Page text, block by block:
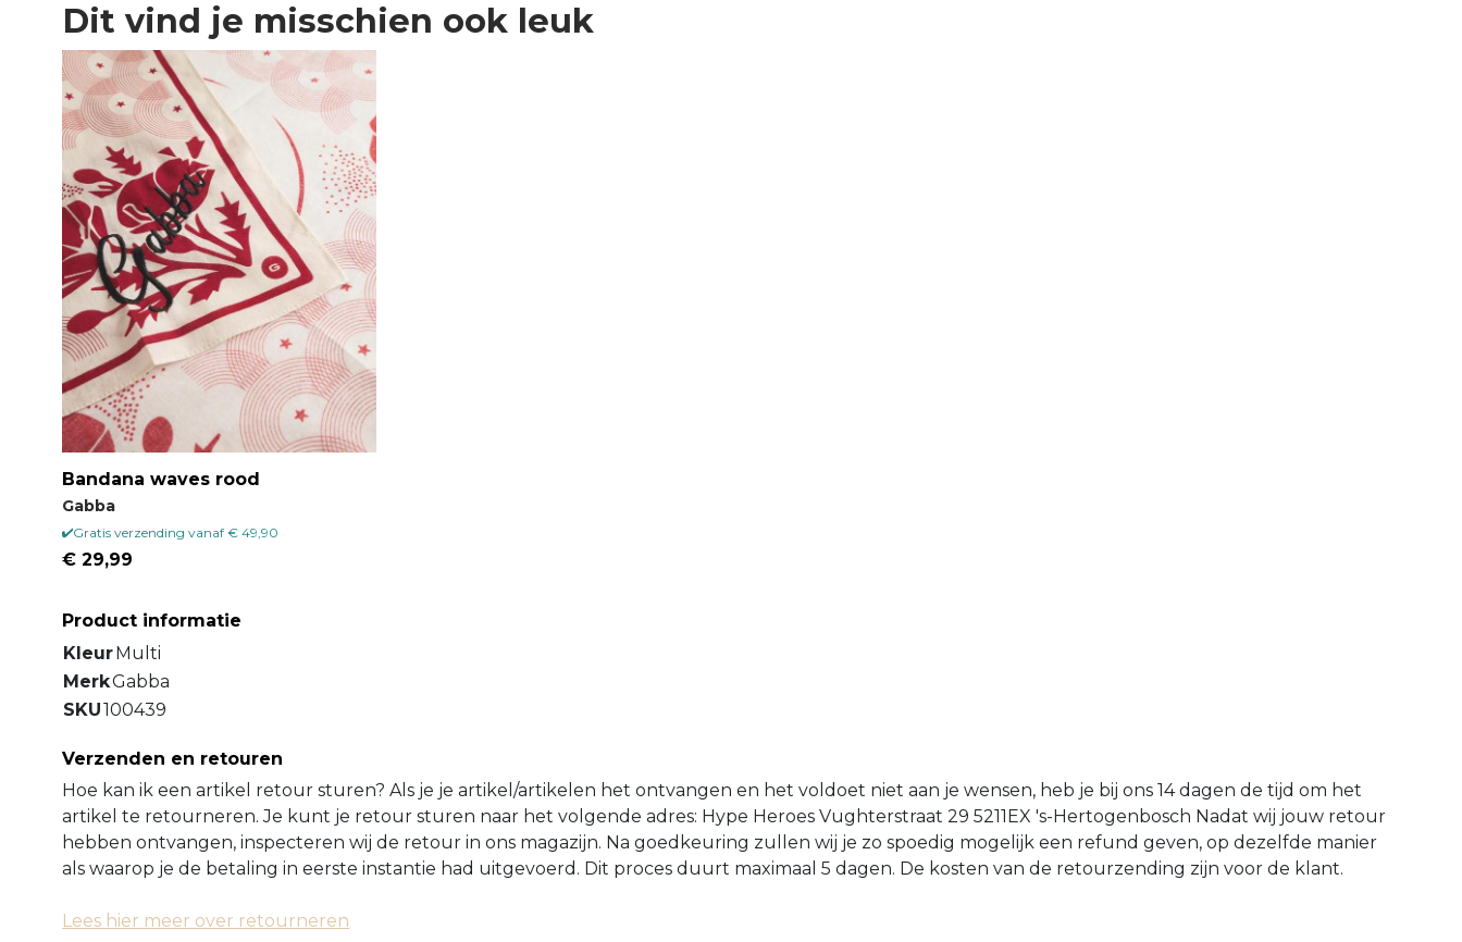
Dit vind je misschien ook leuk
Bandana waves rood
Gabba
Gratis verzending vanaf € 49,90
€ 29,99
Product informatie
KleurMulti
MerkGabba
SKU100439
Verzenden en retouren
Hoe kan ik een artikel retour sturen? Als je je artikel/artikelen het ontvangen en het voldoet niet aan je wensen, heb je bij ons 14 dagen de tijd om het
artikel te retourneren. Je kunt je retour sturen naar het volgende adres: Hype Heroes Vughterstraat 29 5211EX 's-Hertogenbosch Nadat wij jouw retour
hebben ontvangen, inspecteren wij de retour in ons magazijn. Na goedkeuring zullen wij je zo spoedig mogelijk een refund geven, op dezelfde manier
als waarop je de betaling in eerste instantie had uitgevoerd. Dit proces duurt maximaal 5 dagen. De kosten van de retourzending zijn voor de klant.
Lees hier meer over retourneren